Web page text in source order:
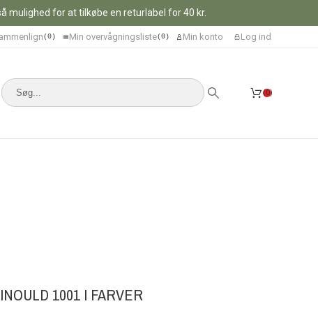
mulighed for at tilkøbe en returlabel for 40 kr.
0 Min overvågningsliste 0 Min konto Log ind
0
1001 I FARVER